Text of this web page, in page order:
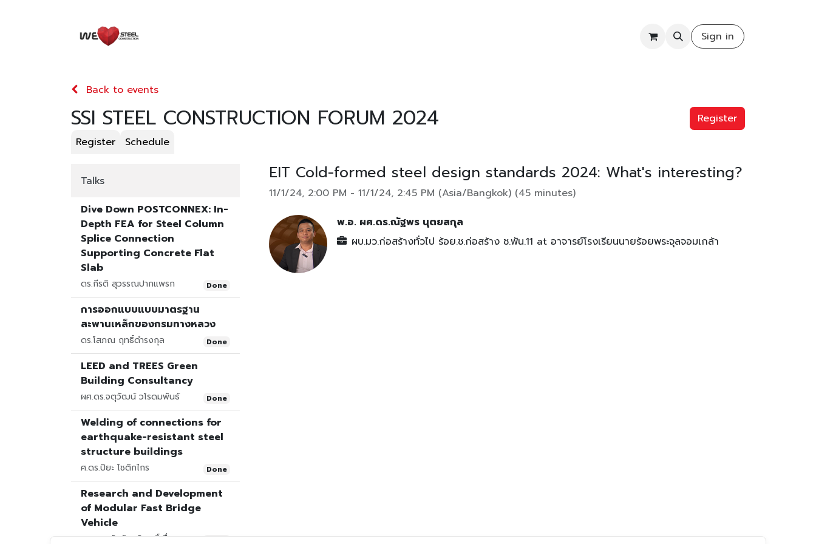
Sign in
Back to events
SSI STEEL CONSTRUCTION FORUM 2024
Register
Register
Schedule
Talks
Dive Down POSTCONNEX: In-
Depth FEA for Steel Column
Splice Connection
Supporting Concrete Flat
Slab
ดร.กีรติ สุวรรณปากแพรก Done
การออกแบบแบบมาตรฐาน
สะพานเหล็กของกรมทางหลวง
ดร.โสภณ ฤทธิ์ดำรงกุล Done
LEED and TREES Green
Building Consultancy
ผศ.ดร.จตุวัฒน์ วโรดมพันธ์ Done
Welding of connections for
earthquake-resistant steel
structure buildings
ศ.ดร.ปิยะ โชติกไกร Done
Research and Development
of Modular Fast Bridge
Vehicle
ดร.วรรณ์ชพัฒน์ ฤทธิ์เลื่อน
EIT Cold-formed steel design standards 2024: What's interesting?
11/1/24, 2:00 PM - 11/1/24, 2:45 PM (Asia/Bangkok) (45 minutes)
พ.อ. ผศ.ดร.ณัฐพร นุตยสกุล
ผบ.มว.ก่อสร้างทั่วไป ร้อย.ช.ก่อสร้าง ช.พัน.11 at อาจารย์โรงเรียนนายร้อยพระจุลจอมเกล้า